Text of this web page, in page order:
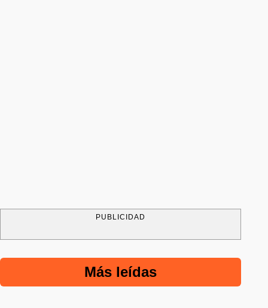
PUBLICIDAD
Más leídas